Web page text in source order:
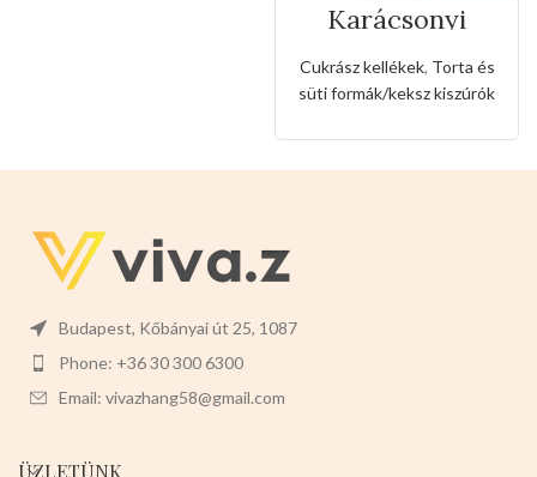
Karácsonyi
sütemény kiszúró
forma
Cukrász kellékek, Torta és
süti formák/keksz kiszúrók
Budapest, Kőbányai út 25, 1087
Phone: +36 30 300 6300
Email: vivazhang58@gmail.com
ÜZLETÜNK